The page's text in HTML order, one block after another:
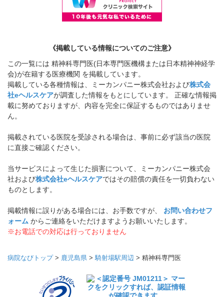
《掲載している情報についてのご注意》
この一覧には 精神科専門医(日本専門医機構または日本精神神経学
会)が在籍する医療機関 を掲載しています。
掲載している各種情報は、ミーカンパニー株式会社および株式会
社eヘルスケアが調査した情報をもとにしています。 正確な情報掲
載に努めておりますが、内容を完全に保証するものではありませ
ん。
掲載されている医院を受診される場合は、事前に必ず該当の医院
に直接ご確認ください。
当サービスによって生じた損害について、ミーカンパニー株式会
社および株式会社eヘルスケアではその賠償の責任を一切負わない
ものとします。
掲載情報に誤りがある場合には、お手数ですが、 お問い合わせフ
ォーム からご連絡をいただけますようお願いいたします。
※お電話での対応は行っておりません
病院なびトップ> 鹿児島県 >騎射場駅周辺 > 精神科専門医